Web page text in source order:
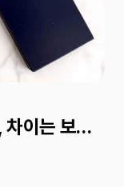
순천 휴대폰 성지와 일반 매장, 차이는 보조금 차이인 이유